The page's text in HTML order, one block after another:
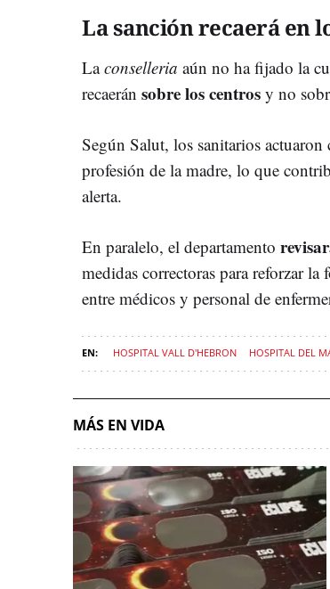
La sanción recaerá en
Laconselleria aún no ha fijado la
recaerán sobre los centros y no
Según Salut, los sanitarios actuaron
profesión de la madre, lo que
alerta.
En paralelo, el departamento
medidas correctoras para reforzar
entre médicos y personal de
HOSPITAL VALL D'HEBRON HOSPITAL DEL
MÁS EN VIDA